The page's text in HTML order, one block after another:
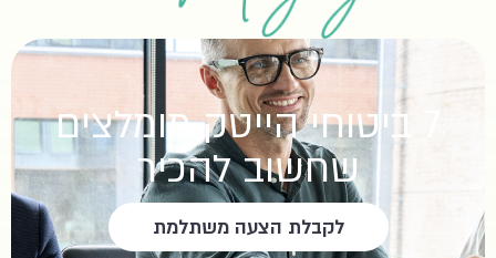
7 ביטוחי הייטק מומלצים
שחשוב להכיר
לקבלת הצעה משתלמת